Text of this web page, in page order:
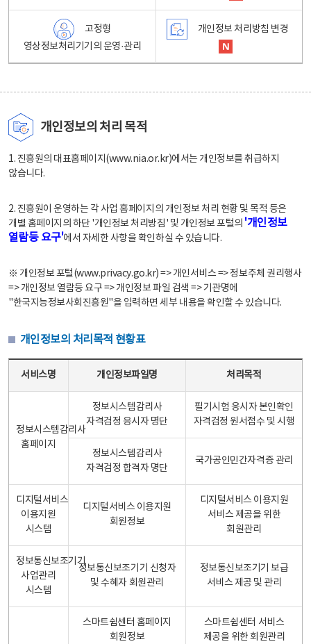
고정형
영상정보처리기기의 운영·관리
개인정보 처리방침 변경
개인정보의 처리 목적
1. 진흥원의 대표홈페이지(www.nia.or.kr)에서는 개인정보를 취급하지
않습니다.
2. 진흥원이 운영하는 각 사업 홈페이지의 개인정보 처리 현황 및 목적 등은
개별 홈페이지의 하단 '개인정보 처리방침' 및 개인정보 포털의 '개인정보
열람등 요구'에서 자세한 사항을 확인하실 수 있습니다.
※ 개인정보 포털(www.privacy.go.kr) => 개인서비스 => 정보주체 권리행사
=> 개인정보 열람등 요구 => 개인정보 파일 검색 => 기관명에
"한국지능정보사회진흥원"을 입력하면 세부 내용을 확인할 수 있습니다.
개인정보의 처리목적 현황표
서비스명 개인정보파일명 처리목적
정보시스템감리사
홈페이지
정보시스템감리사
자격검정 응시자 명단
필기시험 응시자 본인확인
자격검정 원서접수 및 시행
정보시스템감리사
자격검정 합격자 명단
국가공인민간자격증 관리
디지털서비스
이용지원
시스템
디지털서비스 이용지원
회원정보
디지털서비스 이용지원
서비스 제공을 위한
회원관리
정보통신보조기기
사업관리
시스템
정보통신보조기기 신청자
및 수혜자 회원관리
정보통신보조기기 보급
서비스 제공 및 관리
스마트쉼센터 홈페이지
회원정보
스마트쉼센터 서비스
제공을 위한 회원관리